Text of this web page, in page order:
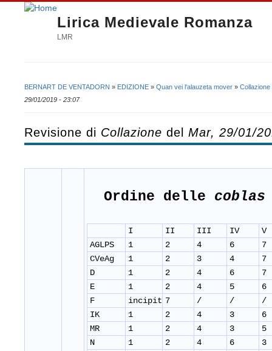
Lirica Medievale Romanza
LMR
Tu sei qui
BERNART DE VENTADORN » EDIZIONE » Quan vei l'alauzeta mover » Collazione
29/01/2019 - 23:07
Revisione di Collazione del Mar, 29/01/
Ordine delle coblas
I II III IV
V
AGLPS
1 2 4 6
7
CVeAg
1 2 3 4
7
D
1 2 4 6
7
E
1 2 4 5
6
F
incipit 7 / /
/
IK
1 2 4 3
6
MR
1 2 4 3
5
N
1 2 4 6
3